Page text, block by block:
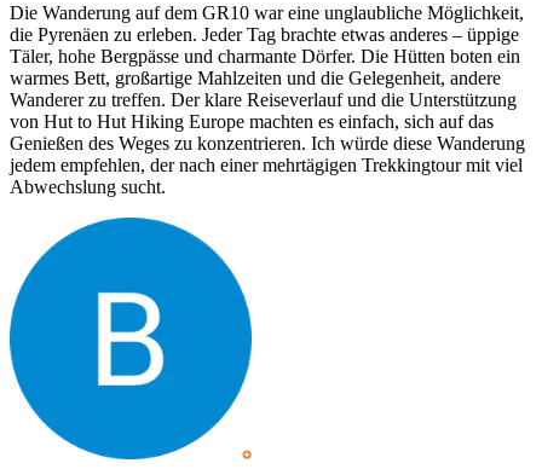
Die Wanderung auf dem GR10 war eine unglaubliche Möglichkeit,
die Pyrenäen zu erleben. Jeder Tag brachte etwas anderes – üppige
Täler, hohe Bergpässe und charmante Dörfer. Die Hütten boten ein
warmes Bett, großartige Mahlzeiten und die Gelegenheit, andere
Wanderer zu treffen. Der klare Reiseverlauf und die Unterstützung
von Hut to Hut Hiking Europe machten es einfach, sich auf das
Genießen des Weges zu konzentrieren. Ich würde diese Wanderung
jedem empfehlen, der nach einer mehrtägigen Trekkingtour mit viel
Abwechslung sucht.